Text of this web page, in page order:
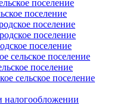
поселение
поселение
поселение
поселение
поселение
сельское поселение
поселение
сельское поселение
налогообложении